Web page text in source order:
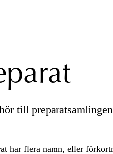
till
har flera namn, eller